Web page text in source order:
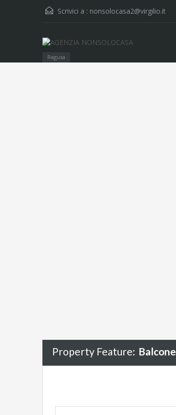
Scrivici a : nonsolocasa2@virgilio.it
Ragusa
Property Feature: Balcone